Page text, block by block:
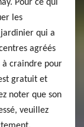
Pour ce qui
les
qui a
agréés
à craindre pour
gratuit et
noter que son
veuillez